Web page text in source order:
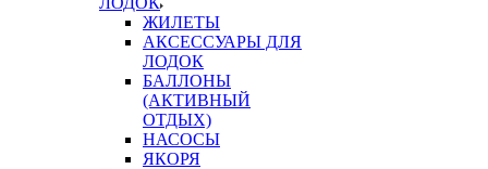
ЖИЛЕТЫ
АКСЕССУАРЫ ДЛЯ
ЛОДОК
БАЛЛОНЫ
(АКТИВНЫЙ
ОТДЫХ)
НАСОСЫ
ЯКОРЯ